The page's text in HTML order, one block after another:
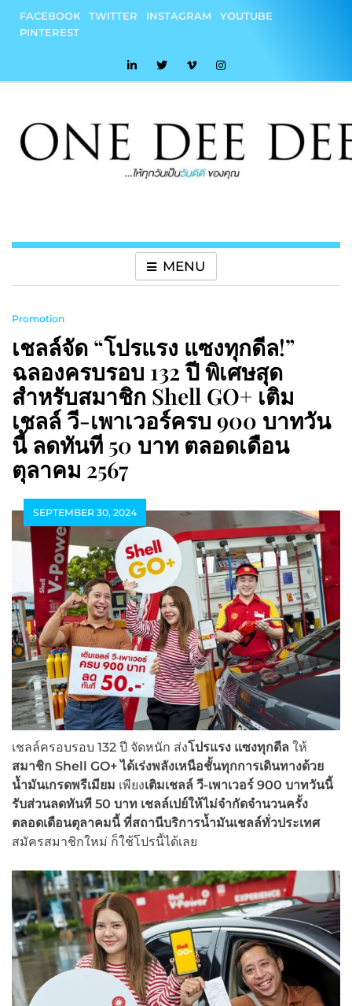
content
FACEBOOK TWITTER INSTAGRAM
YOUTUBE
PINTEREST
MENU
Promotion
เชลล์จัด “โปรแรง แซงทุกดีล!”
ฉลองครบรอบ 132 ปี พิเศษสุด
สำหรับสมาชิก Shell GO+ เติม
เชลล์ วี-เพาเวอร์ครบ 900 บาทวัน
นี้ ลดทันที 50 บาท ตลอดเดือน
ตุลาคม 2567
SEPTEMBER 30, 2024
เชลล์ครอบรอบ 132 ปี จัดหนัก ส่งโปรแรง แซงทุกดีล ให้
สมาชิก Shell GO+ ได้เร่งพลังเหนือชั้นทุกการเดินทางด้วย
น้ำมันเกรดพรีเมียม เพียงเติมเชลล์ วี-เพาเวอร์ 900 บาทวันนี้
รับส่วนลดทันที 50 บาท เชลล์เปย์ให้ไม่จำกัดจำนวนครั้ง
ตลอดเดือนตุลาคมนี้ที่สถานีบริการน้ำมันเชลล์ทั่วประเทศ
สมัครสมาชิกใหม่ ก็ใช้โปรนี้ได้เลย